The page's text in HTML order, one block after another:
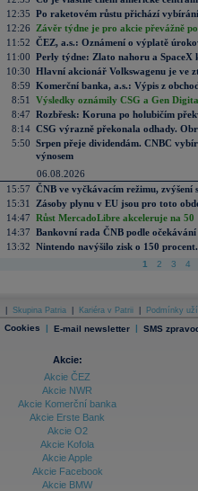
12:35 Po raketovém růstu přichází
12:26
Závěr týdne je pro akcie převážně
11:52 ČEZ, a.s.: Oznámení o výplatě
11:00 Perly týdne: Zlato nahoru a SpaceX
10:30 Hlavní akcionář Volkswagenu je ve
8:59 Komerční banka, a.s.: Výpis z
8:51
Výsledky oznámily CSG a Gen
8:47 Rozbřesk: Koruna po holubičím
8:14 CSG výrazně překonala odhady.
5:50 Srpen přeje dividendám. CNBC
výnosem
06.08.2026
15:57 ČNB ve vyčkávacím režimu, zvýšení
15:31
Zásoby plynu v EU jsou pro toto
14:47 Růst MercadoLibre akceleruje na
14:37 Bankovní rada ČNB podle
13:32 Nintendo navýšilo zisk o 150
1 2 3 4
Skupina Patria Kariéra v Patrii Podmínky
Cookies | E-mail newsletter | SMS
Akcie:
Akcie ČEZ
Akcie NWR
Akcie Komerční banka
Akcie Erste Bank
Akcie O2
Akcie Kofola
Akcie Apple
Akcie Facebook
Akcie BMW